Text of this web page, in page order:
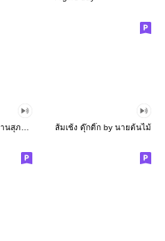
ส้มเช้ง ดุ๊กดิ๊ก by นายต้นไม้